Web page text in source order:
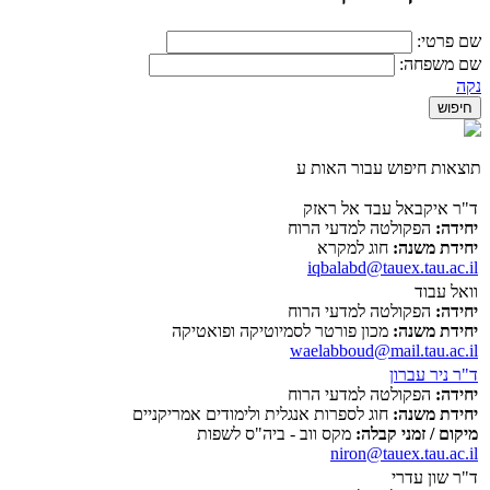
שם פרטי:
שם משפחה:
נקה
תוצאות חיפוש עבור האות ע
ד"ר איקבאל עבד אל ראזק
יחידה: הפקולטה למדעי הרוח
יחידת משנה: חוג למקרא
iqbalabd@tauex.tau.ac.il
וואל עבוד
יחידה: הפקולטה למדעי הרוח
יחידת משנה: מכון פורטר לסמיוטיקה ופואטיקה
waelabboud@mail.tau.ac.il
ד"ר ניר עברון
יחידה: הפקולטה למדעי הרוח
יחידת משנה: חוג לספרות אנגלית ולימודים אמריקניים
מיקום / זמני קבלה: מקס ווב - ביה"ס לשפות
niron@tauex.tau.ac.il
ד"ר שון עדרי